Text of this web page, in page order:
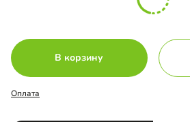
В корзину
Оплата